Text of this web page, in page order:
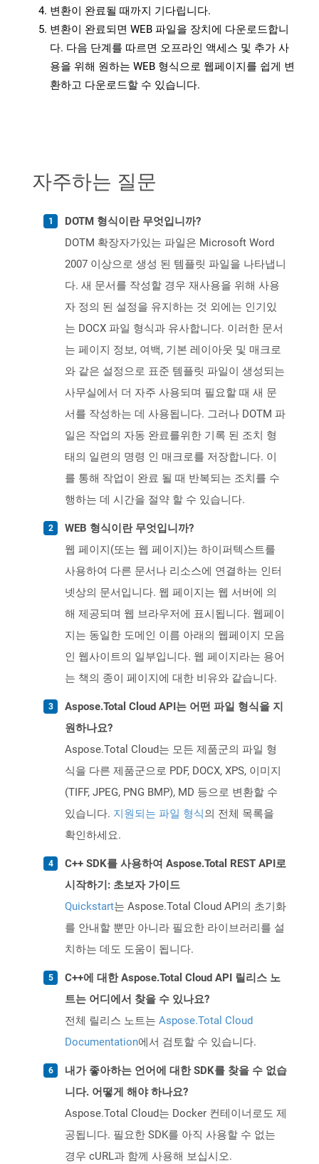
변환이 완료될 때까지 기다립니다.
변환이 완료되면 WEB 파일을 장치에 다운로드합니
다. 다음 단계를 따르면 오프라인 액세스 및 추가 사
용을 위해 원하는 WEB 형식으로 웹페이지를 쉽게 변
환하고 다운로드할 수 있습니다.
자주하는 질문
DOTM 형식이란 무엇입니까?
DOTM 확장자가있는 파일은 Microsoft Word
2007 이상으로 생성 된 템플릿 파일을 나타냅니
다. 새 문서를 작성할 경우 재사용을 위해 사용
자 정의 된 설정을 유지하는 것 외에는 인기있
는 DOCX 파일 형식과 유사합니다. 이러한 문서
는 페이지 정보, 여백, 기본 레이아웃 및 매크로
와 같은 설정으로 표준 템플릿 파일이 생성되는
사무실에서 더 자주 사용되며 필요할 때 새 문
서를 작성하는 데 사용됩니다. 그러나 DOTM 파
일은 작업의 자동 완료를위한 기록 된 조치 형
태의 일련의 명령 인 매크로를 저장합니다. 이
를 통해 작업이 완료 될 때 반복되는 조치를 수
행하는 데 시간을 절약 할 수 있습니다.
WEB 형식이란 무엇입니까?
웹 페이지(또는 웹 페이지)는 하이퍼텍스트를
사용하여 다른 문서나 리소스에 연결하는 인터
넷상의 문서입니다. 웹 페이지는 웹 서버에 의
해 제공되며 웹 브라우저에 표시됩니다. 웹페이
지는 동일한 도메인 이름 아래의 웹페이지 모음
인 웹사이트의 일부입니다. 웹 페이지라는 용어
는 책의 종이 페이지에 대한 비유와 같습니다.
Aspose.Total Cloud API는 어떤 파일 형식을 지
원하나요?
Aspose.Total Cloud는 모든 제품군의 파일 형
식을 다른 제품군으로 PDF, DOCX, XPS, 이미지
(TIFF, JPEG, PNG BMP), MD 등으로 변환할 수
있습니다. 지원되는 파일 형식의 전체 목록을
확인하세요.
C++ SDK를 사용하여 Aspose.Total REST API로
시작하기: 초보자 가이드
Quickstart는 Aspose.Total Cloud API의 초기화
를 안내할 뿐만 아니라 필요한 라이브러리를 설
치하는 데도 도움이 됩니다.
C++에 대한 Aspose.Total Cloud API 릴리스 노
트는 어디에서 찾을 수 있나요?
전체 릴리스 노트는 Aspose.Total Cloud
Documentation에서 검토할 수 있습니다.
내가 좋아하는 언어에 대한 SDK를 찾을 수 없습
니다. 어떻게 해야 하나요?
Aspose.Total Cloud는 Docker 컨테이너로도 제
공됩니다. 필요한 SDK를 아직 사용할 수 없는
경우 cURL과 함께 사용해 보십시오.